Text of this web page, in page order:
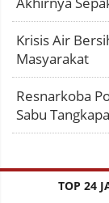
Krisis Air
Masyarakat
Resnarkoba
Sabu
TOP 24